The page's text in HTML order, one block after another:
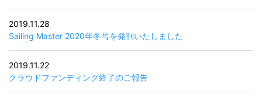
2019.11.28
Sailing Master 2020年冬号を発刊いたしました
2019.11.22
クラウドファンディング終了のご報告